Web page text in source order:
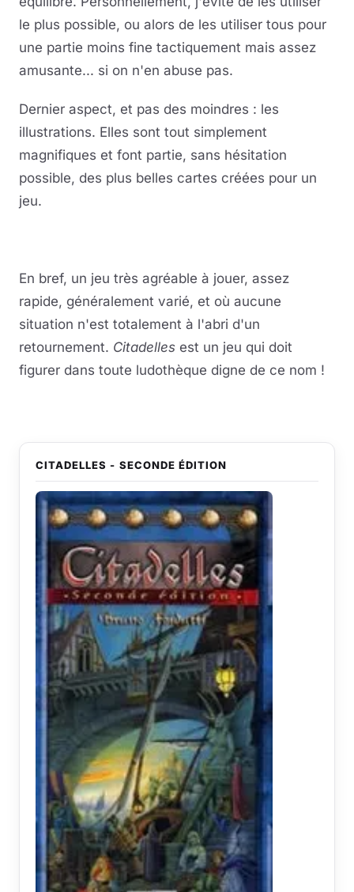
le plus possible, ou alors de les utiliser tous pour
une partie moins fine tactiquement mais assez
amusante... si on n'en abuse pas.
Dernier aspect, et pas des moindres : les
illustrations. Elles sont tout simplement
magnifiques et font partie, sans hésitation
possible, des plus belles cartes créées pour un
jeu.
En bref, un jeu très agréable à jouer, assez
rapide, généralement varié, et où aucune
situation n'est totalement à l'abri d'un
retournement. Citadelles est un jeu qui doit
figurer dans toute ludothèque digne de ce nom !
CITADELLES - SECONDE ÉDITION